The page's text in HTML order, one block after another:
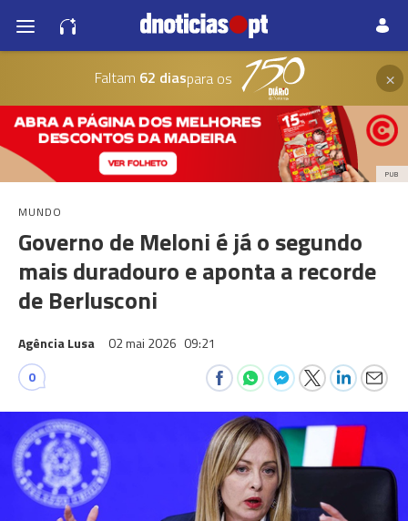
Faltam 62 diaspara os ×
PUB
MUNDO
Governo de Meloni é já o segundo
mais duradouro e aponta a recorde
de Berlusconi
Agência Lusa 02 mai 2026 09:21
0